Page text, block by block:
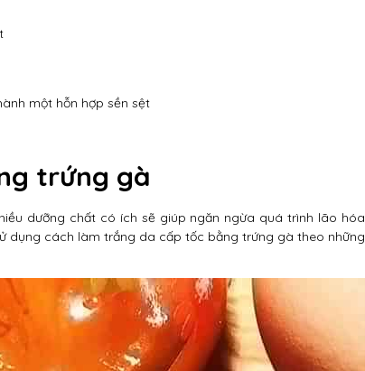
một hỗn hợp sền sệt
trứng gà
dưỡng chất có ích sẽ giúp ngăn ngừa quá trình lão hóa
dụng cách làm trắng da cấp tốc bằng trứng gà theo những